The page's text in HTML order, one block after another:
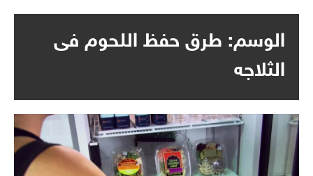
الوسم: طرق حفظ اللحوم فى
الثلاجه